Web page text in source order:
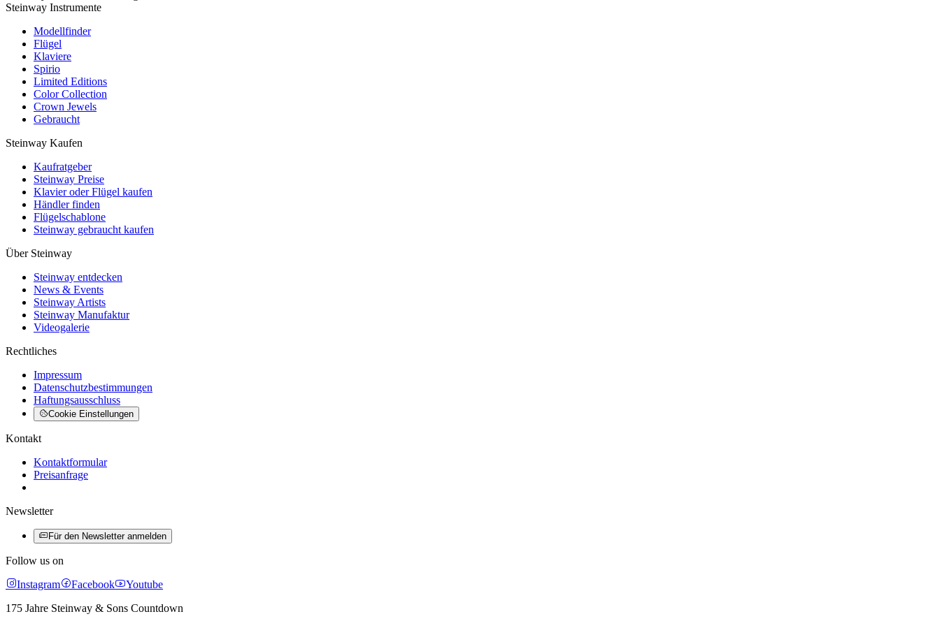
Steinway Instrumente
Modellfinder
Flügel
Klaviere
Spirio
Limited Editions
Color Collection
Crown Jewels
Gebraucht
Steinway Kaufen
Kaufratgeber
Steinway Preise
Klavier oder Flügel kaufen
Händler finden
Flügelschablone
Steinway gebraucht kaufen
Über Steinway
Steinway entdecken
News & Events
Steinway Artists
Steinway Manufaktur
Videogalerie
Rechtliches
Impressum
Datenschutzbestimmungen
Haftungsausschluss
Cookie Einstellungen
Kontakt
Kontaktformular
Preisanfrage
Newsletter
Für den Newsletter anmelden
Follow us on
Instagram
Facebook
Youtube
175 Jahre Steinway & Sons Countdown